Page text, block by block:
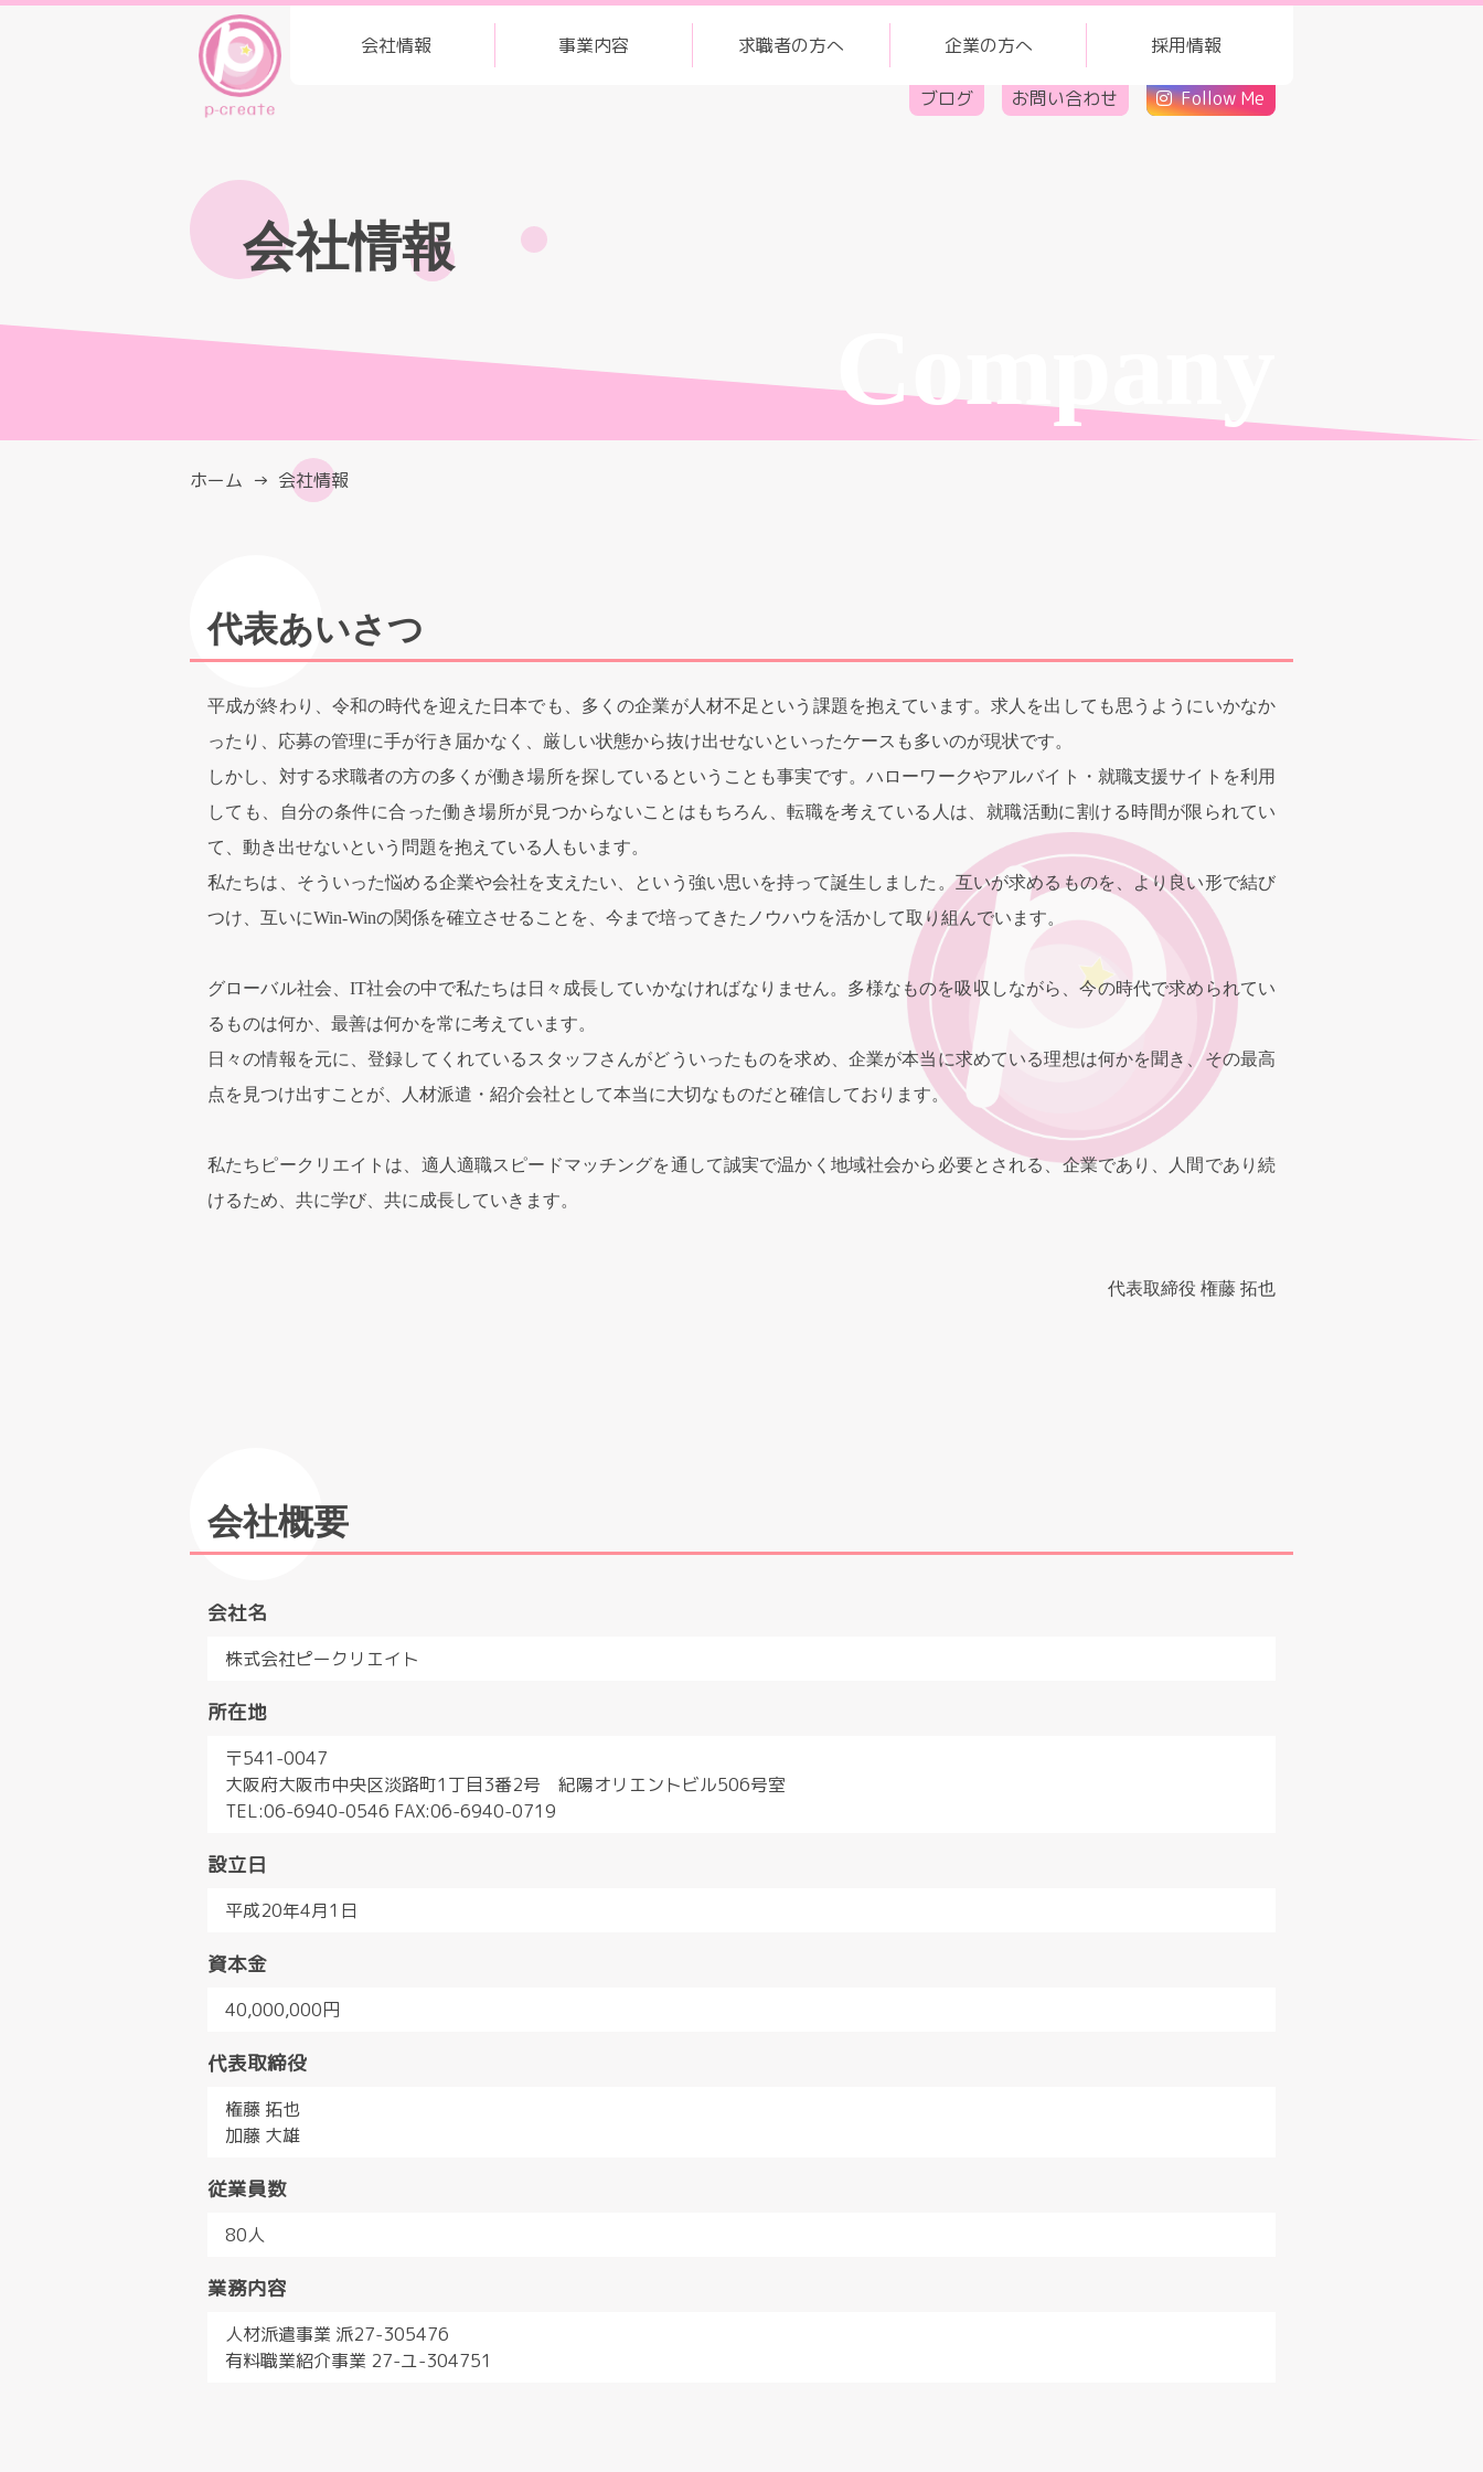
会社情報 事業内容 求職者の方へ 企業の方へ 採用情報
ブログ お問い合わせ Follow Me
会社情報
Company
ホーム 会社情報
代表あいさつ
平成が終わり、令和の時代を迎えた日本でも、多くの企業が人材不足という課題を抱えています。求人を出しても思うようにいかなか
ったり、応募の管理に手が行き届かなく、厳しい状態から抜け出せないといったケースも多いのが現状です。
しかし、対する求職者の方の多くが働き場所を探しているということも事実です。ハローワークやアルバイト・就職支援サイトを利用
しても、自分の条件に合った働き場所が見つからないことはもちろん、転職を考えている人は、就職活動に割ける時間が限られてい
て、動き出せないという問題を抱えている人もいます。
私たちは、そういった悩める企業や会社を支えたい、という強い思いを持って誕生しました。互いが求めるものを、より良い形で結び
つけ、互いにWin-Winの関係を確立させることを、今まで培ってきたノウハウを活かして取り組んでいます。
グローバル社会、IT社会の中で私たちは日々成長していかなければなりません。多様なものを吸収しながら、今の時代で求められてい
るものは何か、最善は何かを常に考えています。
日々の情報を元に、登録してくれているスタッフさんがどういったものを求め、企業が本当に求めている理想は何かを聞き、その最高
点を見つけ出すことが、人材派遣・紹介会社として本当に大切なものだと確信しております。
私たちピークリエイトは、適人適職スピードマッチングを通して誠実で温かく地域社会から必要とされる、企業であり、人間であり続
けるため、共に学び、共に成長していきます。
代表取締役 権藤 拓也
会社概要
会社名
株式会社ピークリエイト
所在地
〒541-0047
大阪府大阪市中央区淡路町1丁目3番2号 紀陽オリエントビル506号室
TEL:06-6940-0546 FAX:06-6940-0719
設立日
平成20年4月1日
資本金
40,000,000円
代表取締役
権藤 拓也
加藤 大雄
従業員数
80人
業務内容
人材派遣事業 派27-305476
有料職業紹介事業 27-ユ-304751